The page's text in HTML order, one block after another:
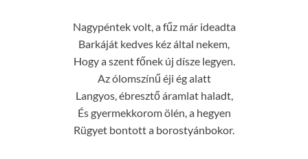
Nagypéntek volt, a fűz már ideadta
Barkáját kedves kéz által nekem,
Hogy a szent főnek új dísze legyen.
Az ólomszínű éji ég alatt
Langyos, ébresztő áramlat haladt,
És gyermekkorom ölén, a hegyen
Rügyet bontott a borostyánbokor.